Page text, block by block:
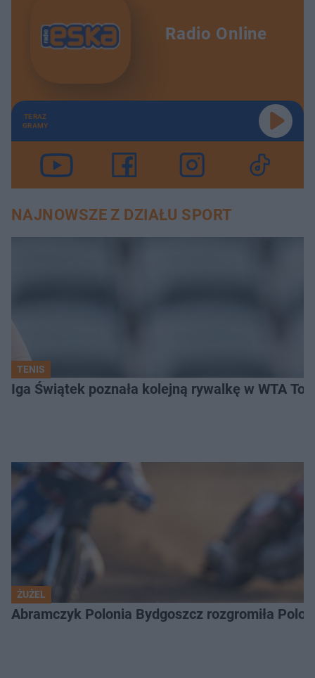
Radio Online
TERAZ
GRAMY
NAJNOWSZE Z DZIAŁU SPORT
TENIS
Iga Świątek poznała kolejną rywalkę w WTA
ŻUŻEL
Abramczyk Polonia Bydgoszcz rozgromiła